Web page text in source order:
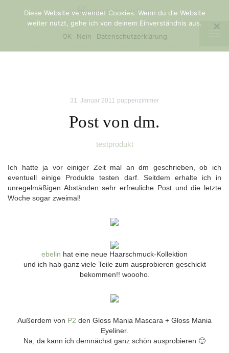
31. Januar 2011 puppenzimmer
Post von dm.
testprodukt
Ich hatte ja vor einiger Zeit mal an dm geschrieben, ob ich
eventuell einige Produkte testen darf. Seitdem erhalte ich in
unregelmäßigen Abständen sehr erfreuliche Post und die letzte
Woche sogar zweimal!
ebelin hat eine neue Haarschmuck-Kollektion
und ich hab ganz viele Teile zum ausprobieren geschickt
bekommen!! woooho.
Außerdem von P2 den Gloss Mania Mascara + Gloss Mania
Eyeliner.
Na, da kann ich demnächst ganz schön ausprobieren 🙂
Diese Website verwendet Cookies. Wenn du die Website
weiter nutzt, gehe ich von deinem Einverständnis aus.
OK
Nein Datenschutzerklärung